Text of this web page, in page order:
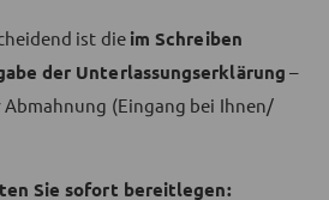
ist die im Schreiben
der Unterlassungserklärung –
Abmahnung (Eingang bei Ihnen/
Sie sofort bereitlegen: